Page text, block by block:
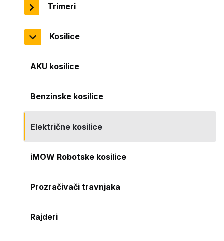
Trimeri
Kosilice
AKU kosilice
Benzinske kosilice
Električne kosilice
iMOW Robotske kosilice
Prozračivači travnjaka
Rajderi